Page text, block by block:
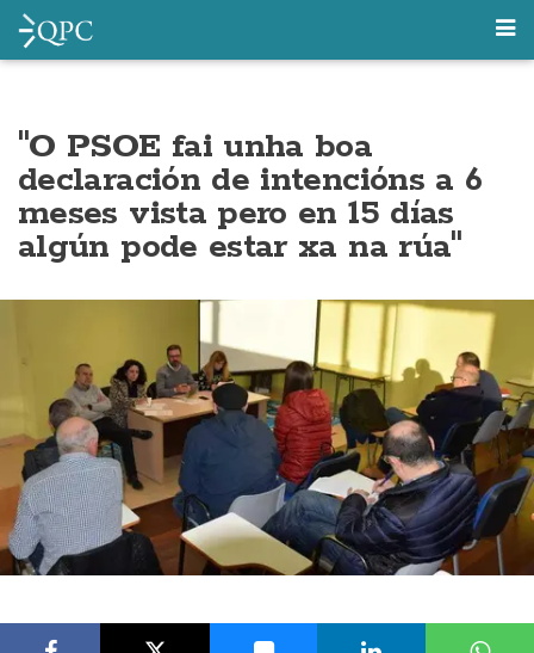
"O PSOE fai unha boa
declaración de intencións a 6
meses vista pero en 15 días
algún pode estar xa na rúa"